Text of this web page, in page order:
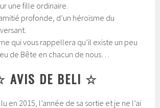
une fille ordinaire.
profonde, d’un héroïsme du
qui vous rappellera qu’il existe un peu
de Bête en chacun de nous…
AVIS DE BELI ☆
en 2015, l’année de sa sortie et je ne l’ai